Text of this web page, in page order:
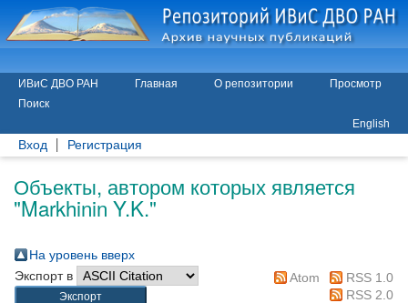
ИВиС ДВО РАН Главная О репозитории
Просмотр
Поиск
English
Вход Регистрация
Объекты, автором которых является
"Markhinin Y.K."
На уровень вверх
Экспорт в
Atom
RSS 1.0
RSS 2.0